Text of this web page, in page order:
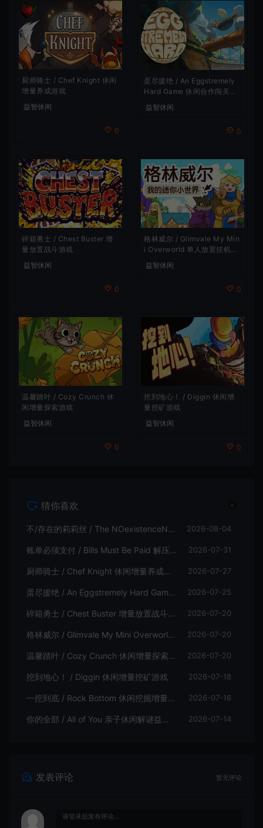
厨师骑士 / Chef Knight 休闲
增量养成游戏
益智休闲
0
蛋尽援绝 / An Eggstremely
Hard Game 休闲合作闯关游
益智休闲
0
碎箱勇士 / Chest Buster 增
量放置战斗游戏
益智休闲
0
格林威尔 / Glimvale My Min
i Overworld 单人放置挂机城
市建造游戏
益智休闲
0
温馨踏叶 / Cozy Crunch 休
闲增量探索游戏
益智休闲
0
挖到地心！ / Diggin 休闲增
量挖矿游戏
益智休闲
0
猜你喜欢
不/存在的莉莉丝 / The NOexistenceN of Lilith 动态形象桌面互动游戏 2026-08-04
账单必须支付 / Bills Must Be Paid 解压增量肉鸽休闲游戏 2026-07-31
厨师骑士 / Chef Knight 休闲增量养成游戏 2026-07-27
蛋尽援绝 / An Eggstremely Hard Game 休闲合作闯关游戏 2026-07-25
碎箱勇士 / Chest Buster 增量放置战斗游戏 2026-07-20
格林威尔 / Glimvale My Mini Overworld 单人放置挂机城市建造游戏 2026-07-20
温馨踏叶 / Cozy Crunch 休闲增量探索游戏 2026-07-20
挖到地心！ / Diggin 休闲增量挖矿游戏 2026-07-18
一挖到底 / Rock Bottom 休闲挖掘增量游戏 2026-07-16
你的全部 / All of You 亲子休闲解谜益智游戏 2026-07-14
发表评论 暂无评论